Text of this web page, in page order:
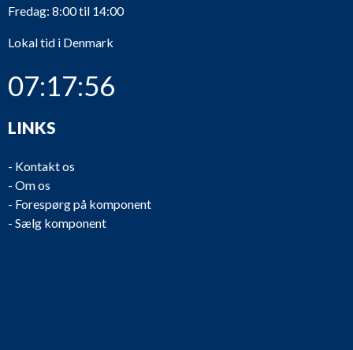
Fredag: 8:00 til 14:00
Lokal tid i Denmark
07:17:56
LINKS
- Kontakt os
- Om os
- Forespørg på komponent
- Sælg komponent